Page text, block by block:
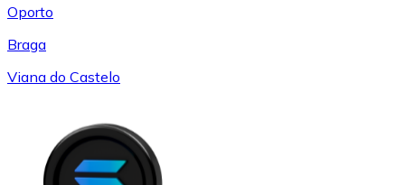
Oporto
Braga
Viana do Castelo